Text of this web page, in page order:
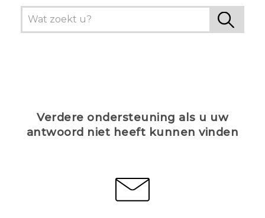
Verdere ondersteuning als u uw
antwoord niet heeft kunnen vinden